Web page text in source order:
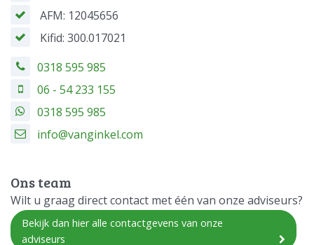
AFM: 12045656
Kifid: 300.017021
0318 595 985
06 - 54 233 155
0318 595 985
info@vanginkel.com
Ons team
Wilt u graag direct contact met één van onze adviseurs?
Bekijk dan hier alle contactgevens van onze
adviseurs